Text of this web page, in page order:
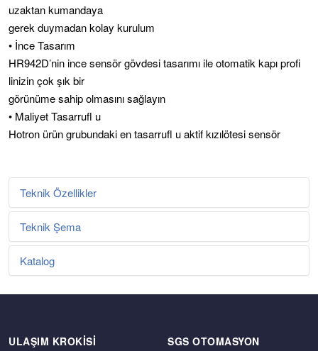
uzaktan kumandaya
gerek duymadan kolay kurulum
• İnce Tasarım
HR942D’nin ince sensör gövdesi tasarımı ile otomatik kapı profi
linizin çok şık bir
görünüme sahip olmasını sağlayın
• Maliyet Tasarrufl u
Hotron ürün grubundaki en tasarrufl u aktif kızılötesi sensör
Teknik Özellikler
Metniniz...
Teknik Şema
Metniniz...
Katalog
Metniniz...
ULAŞIM KROKISI
SGS OTOMASYON